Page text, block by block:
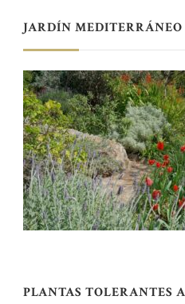
JARDÍN MEDITERRÁNEO
PLANTAS TOLERANTES